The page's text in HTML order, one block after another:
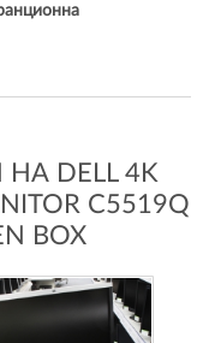
DELL 4K
C5519Q
BOX